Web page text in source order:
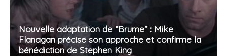
Nouvelle adaptation de “Brume” : Mike
Flanagan précise son approche et confirme la
bénédiction de Stephen King